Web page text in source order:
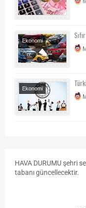
Ekonomi-Piyasa-
Kampanya
Ekonomi
Otomobil
Ekonomi
Ekonomi-Piyasa-
Kampanya
Genel
HAVA DURUMU şehri
tabanı güncellecektir.